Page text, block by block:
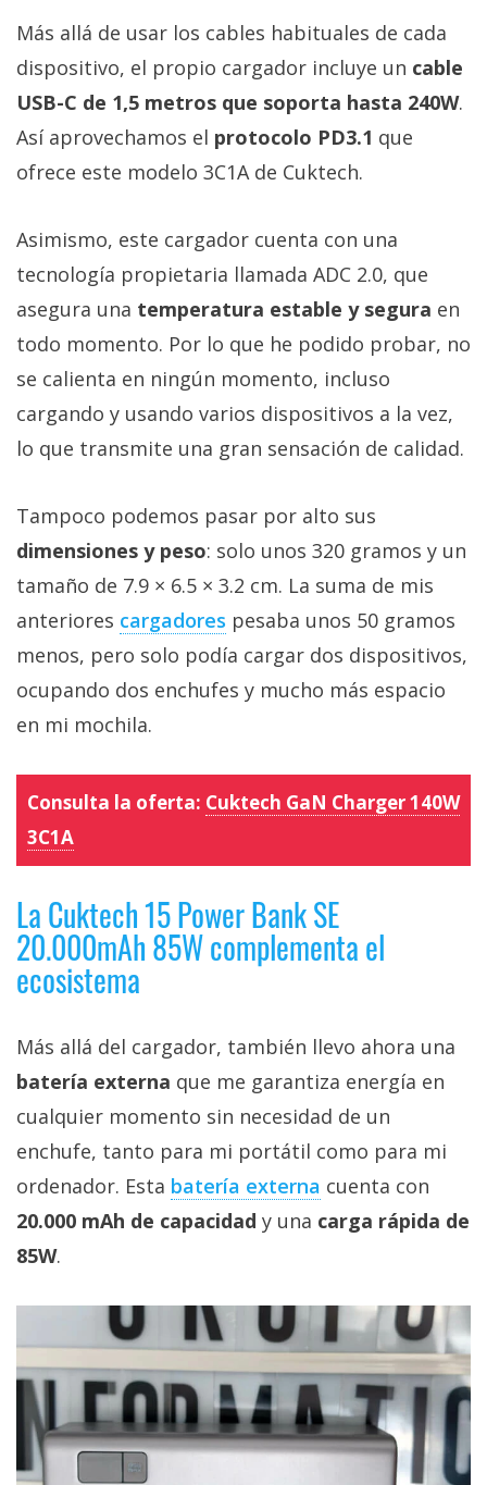
Más allá de usar los cables habituales de cada
dispositivo, el propio cargador incluye un cable
USB-C de 1,5 metros que soporta hasta 240W.
Así aprovechamos el protocolo PD3.1 que
ofrece este modelo 3C1A de Cuktech.
Asimismo, este cargador cuenta con una
tecnología propietaria llamada ADC 2.0, que
asegura una temperatura estable y segura en
todo momento. Por lo que he podido probar, no
se calienta en ningún momento, incluso
cargando y usando varios dispositivos a la vez,
lo que transmite una gran sensación de calidad.
Tampoco podemos pasar por alto sus
dimensiones y peso: solo unos 320 gramos y un
tamaño de 7.9 × 6.5 × 3.2 cm. La suma de mis
anteriores cargadores‎ pesaba unos 50 gramos
menos, pero solo podía cargar dos dispositivos,
ocupando dos enchufes y mucho más espacio
en mi mochila.
Consulta la oferta: Cuktech GaN Charger 140W
3C1A
La Cuktech 15 Power Bank SE
20.000mAh 85W complementa el
ecosistema
Más allá del cargador, también llevo ahora una
batería externa que me garantiza energía en
cualquier momento sin necesidad de un
enchufe, tanto para mi portátil como para mi
ordenador. Esta batería externa‎ cuenta con
20.000 mAh de capacidad y una carga rápida de
85W.